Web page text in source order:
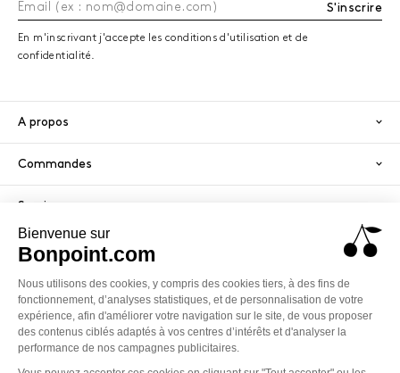
S'inscrire
En m'inscrivant j'accepte les conditions d'utilisation et de
confidentialité.
A propos
Commandes
Services
Paiement sécurisé
PayPal
Visa
Mastercard
Klarna